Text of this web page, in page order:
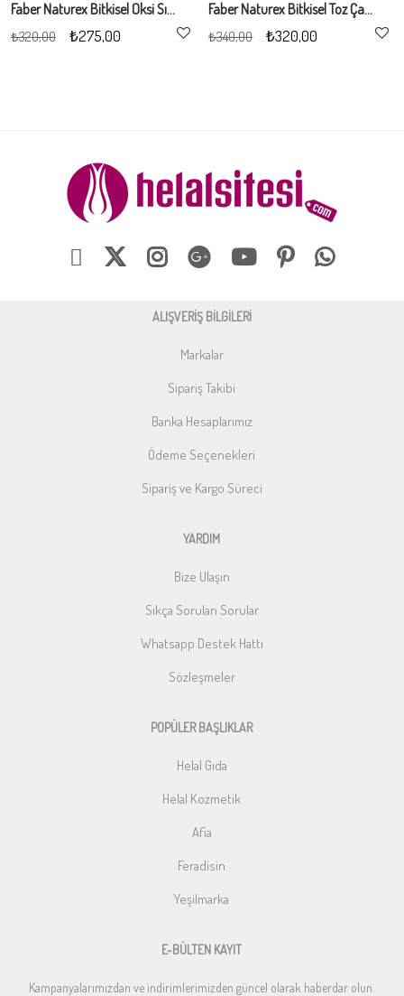
Faber Naturex Bitkisel Oksi Sıvı Çamaşır Leke Sökücü 1Lt
₺275,00
₺320,00
Faber Naturex Bitkisel Toz Çamaşır Leke Sökücü 1Kg
₺320,00
₺340,00
ALIŞVERİŞ BİLGİLERİ
Markalar
Sipariş Takibi
Banka Hesaplarımız
Ödeme Seçenekleri
Sipariş ve Kargo Süreci
YARDIM
Bize Ulaşın
Sıkça Sorulan Sorular
Whatsapp Destek Hattı
Sözleşmeler
POPÜLER BAŞLIKLAR
Helal Gıda
Helal Kozmetik
Afia
Feradisin
Yeşilmarka
E-BÜLTEN KAYIT
Kampanyalarımızdan ve indirimlerimizden güncel olarak haberdar olun.